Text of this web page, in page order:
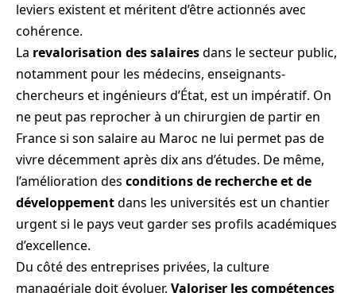
leviers existent et méritent d’être actionnés avec
cohérence.
La revalorisation des salairesdans le secteur public,
notamment pour les médecins, enseignants-
chercheurs et ingénieurs d’État, est un impératif. On
ne peut pas reprocher à un chirurgien de partir en
France si son salaire au Maroc ne lui permet pas de
vivre décemment après dix ans d’études. De même,
l’amélioration des conditions de recherche et de
développementdans les universités est un chantier
urgent si le pays veut garder ses profils académiques
d’excellence.
Du côté des entreprises privées, la culture
managériale doit évoluer. Valoriser les compétences